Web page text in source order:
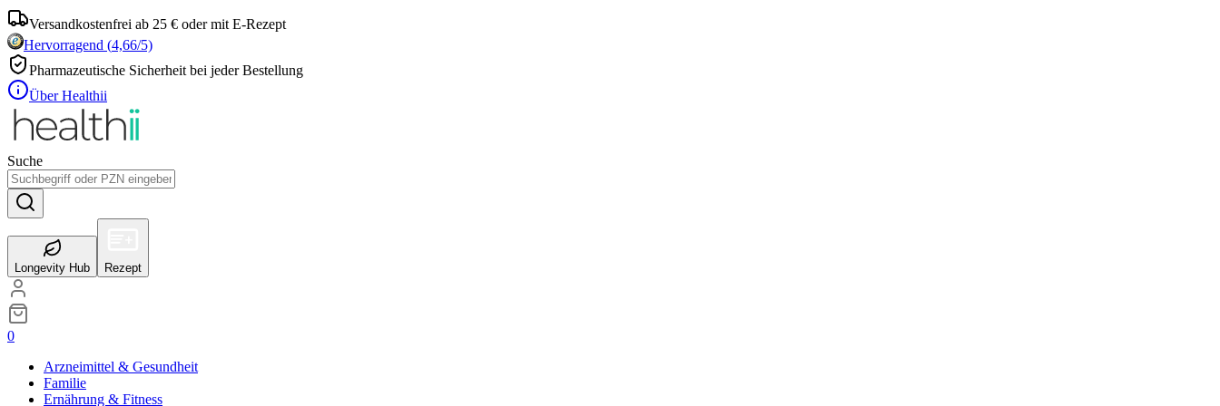
Versandkostenfrei ab 25 € oder mit E-Rezept
Hervorragend (4,66/5)
Pharmazeutische Sicherheit bei jeder Bestellung
Über Healthii
Suche
Longevity Hub Rezept
0
Arzneimittel & Gesundheit
Familie
Ernährung & Fitness